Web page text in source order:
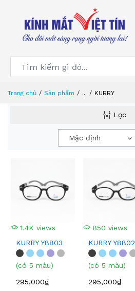
Trang chủ Sản phẩm ... KURRY
Lọc
Mặc định
1.4K views
KURRY Y8803
(có 5 màu)
295,000₫
850 views
KURRY Y8802
(có 5 màu)
295,000₫